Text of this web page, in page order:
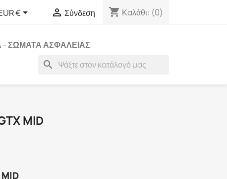
€  Σύνδεση shopping_cart Καλάθι: (0)
- ΣΩΜΑΤΑ ΑΣΦΑΛΕΙΑΣ
search
MID
MID